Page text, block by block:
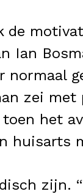
de
Ian
zei
het
huisarts
zijn.